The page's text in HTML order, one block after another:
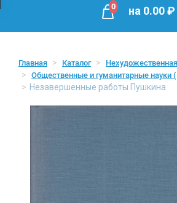
0 на 0.00₽
Главная Каталог
Общественные и гуманитарные науки
Незавершенные работы Пушкина